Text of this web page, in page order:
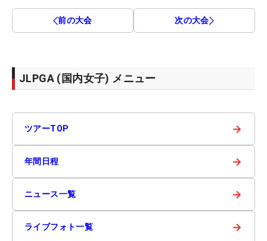
前の大会 次の大会
JLPGA (国内女子) メニュー
ツアーTOP →
年間日程 →
ニュース一覧 →
ライブフォト一覧 →